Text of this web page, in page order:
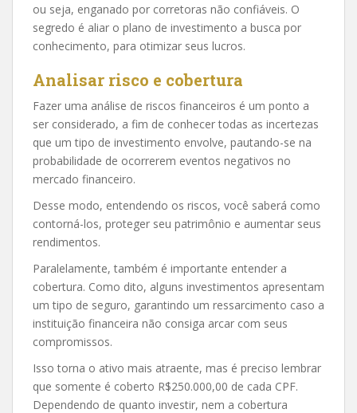
ou seja, enganado por corretoras não confiáveis. O
segredo é aliar o plano de investimento a busca por
conhecimento, para otimizar seus lucros.
Analisar risco e cobertura
Fazer uma análise de riscos financeiros é um ponto a
ser considerado, a fim de conhecer todas as incertezas
que um tipo de investimento envolve, pautando-se na
probabilidade de ocorrerem eventos negativos no
mercado financeiro.
Desse modo, entendendo os riscos, você saberá como
contorná-los, proteger seu patrimônio e aumentar seus
rendimentos.
Paralelamente, também é importante entender a
cobertura. Como dito, alguns investimentos apresentam
um tipo de seguro, garantindo um ressarcimento caso a
instituição financeira não consiga arcar com seus
compromissos.
Isso torna o ativo mais atraente, mas é preciso lembrar
que somente é coberto R$250.000,00 de cada CPF.
Dependendo de quanto investir, nem a cobertura